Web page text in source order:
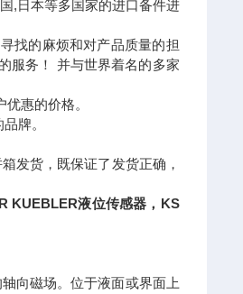
,日本等多国家的进口备件进
找的麻烦和对产品质量的担
服务！ 并与世界着名的多家
惠的价格。
牌。
发货，既保证了发货正确，
KUEBLER液位传感器，KS
向磁场。位于液面或界面上